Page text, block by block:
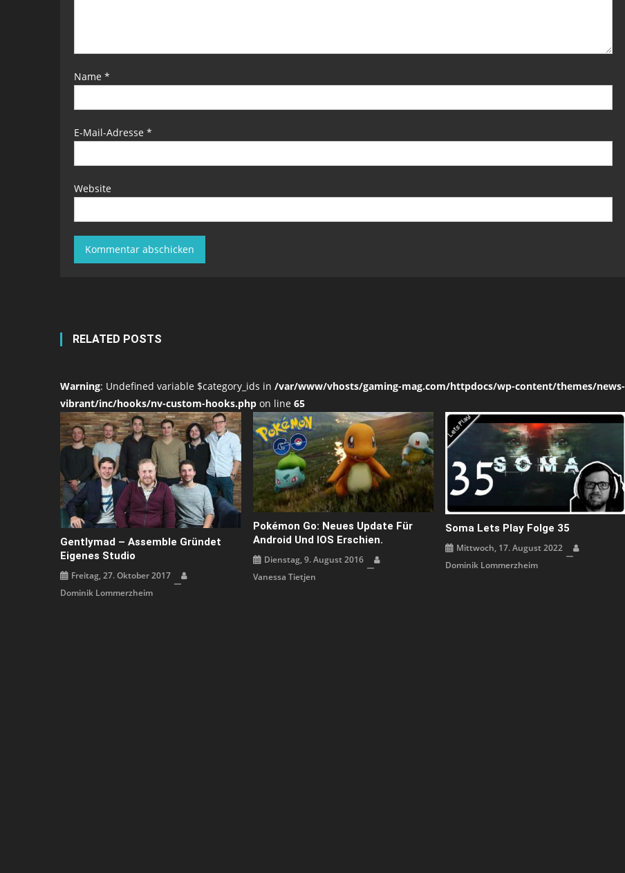
Name *
E-Mail-Adresse *
Website
RELATED POSTS
Warning: Undefined variable $category_ids in /var/www/vhosts/gaming-mag.com/httpdocs/wp-content/themes/news-
vibrant/inc/hooks/nv-custom-hooks.php on line 65
Gentlymad – Assemble Gründet
Eigenes Studio
Freitag, 27. Oktober 2017
Dominik Lommerzheim
Pokémon Go: Neues Update Für
Android Und IOS Erschien.
Dienstag, 9. August 2016
Vanessa Tietjen
Soma Lets Play Folge 35
Mittwoch, 17. August 2022
Dominik Lommerzheim